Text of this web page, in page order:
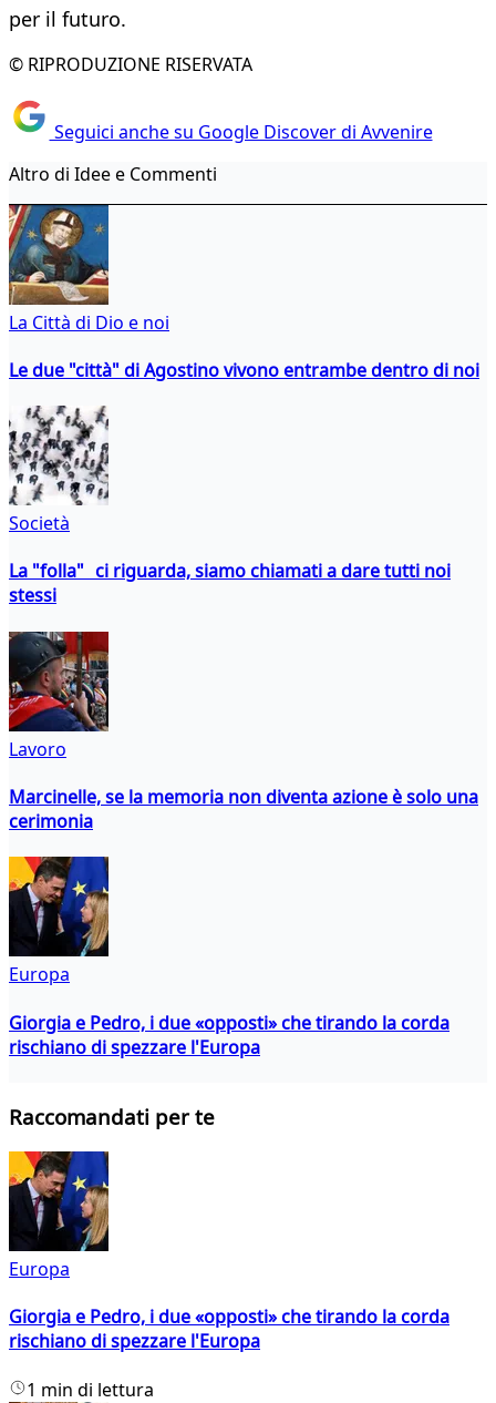
per il futuro.
© RIPRODUZIONE RISERVATA
Seguici anche su Google Discover di Avvenire
Altro di Idee e Commenti
La Città di Dio e noi
Le due "città" di Agostino vivono entrambe dentro di noi
Società
La "folla" ci riguarda, siamo chiamati a dare tutti noi
stessi
Lavoro
Marcinelle, se la memoria non diventa azione è solo una
cerimonia
Europa
Giorgia e Pedro, i due «opposti» che tirando la corda
rischiano di spezzare l'Europa
Raccomandati per te
Europa
Giorgia e Pedro, i due «opposti» che tirando la corda
rischiano di spezzare l'Europa
1 min di lettura